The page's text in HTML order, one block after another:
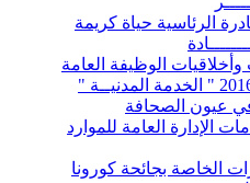
الرئاسية حياة كريمة
الوظيفة العامة
عيون الصحافة
الإدارة العامة للموارد
الخاصة بجائحة كورونا